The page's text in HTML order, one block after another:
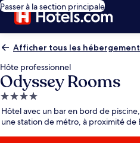
Passer à la section principale
Afficher tous les
Hôte professionnel
Odyssey Rooms
Hébergement
4.0 étoiles
Hôtel avec un bar en bord de
une station de métro, à proximité de